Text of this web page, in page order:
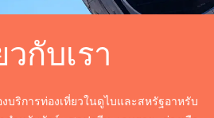
วกับเรา
บริการท่องเที่ยวในดูไบและสหรัฐอาหรับ